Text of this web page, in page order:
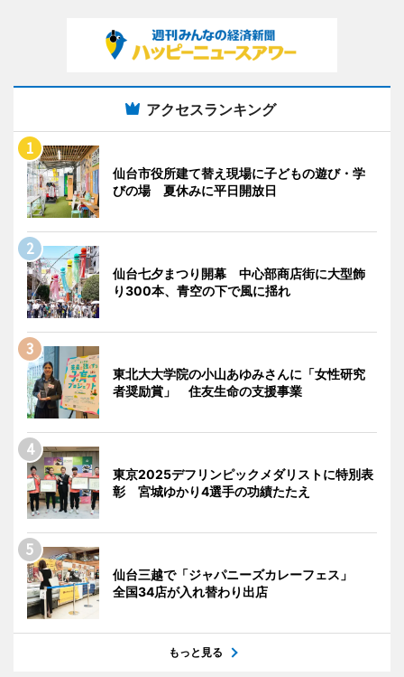
アクセスランキング
仙台市役所建て替え現場に子どもの遊び・学
びの場 夏休みに平日開放日
仙台七夕まつり開幕 中心部商店街に大型飾
り300本、青空の下で風に揺れ
東北大大学院の小山あゆみさんに「女性研究
者奨励賞」 住友生命の支援事業
東京2025デフリンピックメダリストに特別表
彰 宮城ゆかり4選手の功績たたえ
仙台三越で「ジャパニーズカレーフェス」
全国34店が入れ替わり出店
もっと見る